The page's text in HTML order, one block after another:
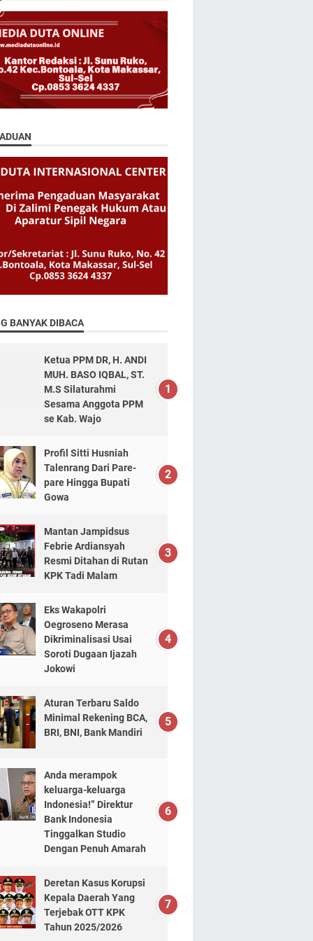
BANYAK DIBACA
Ketua PPM DR, H. ANDI
MUH. BASO IQBAL, ST.
M.S Silaturahmi
Sesama Anggota PPM
se Kab. Wajo
Profil Sitti Husniah
Talenrang Dari Pare-
pare Hingga Bupati
Gowa
Mantan Jampidsus
Febrie Ardiansyah
Resmi Ditahan di Rutan
KPK Tadi Malam
Eks Wakapolri
Oegroseno Merasa
Dikriminalisasi Usai
Soroti Dugaan Ijazah
Jokowi
Aturan Terbaru Saldo
Minimal Rekening BCA,
BRI, BNI, Bank Mandiri
Anda merampok
keluarga-keluarga
Indonesia!” Direktur
Bank Indonesia
Tinggalkan Studio
Dengan Penuh Amarah
Deretan Kasus Korupsi
Kepala Daerah Yang
Terjebak OTT KPK
Tahun 2025/2026